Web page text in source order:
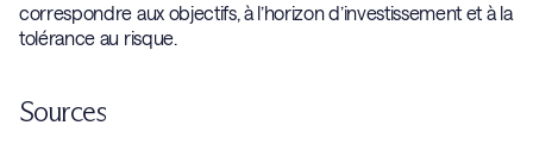
correspondre aux objectifs, à l’horizon d’investissement et à la
tolérance au risque.
Sources